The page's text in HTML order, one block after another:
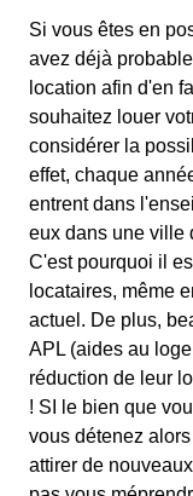
Si vous êtes en
avez déjà
location afin d'en
souhaitez louer
considérer la
effet, chaque
entrent dans
eux dans une ville
C'est pourquoi il
locataires, même
actuel. De plus,
APL (aides au
réduction de leur
! SI le bien que
vous détenez
attirer de